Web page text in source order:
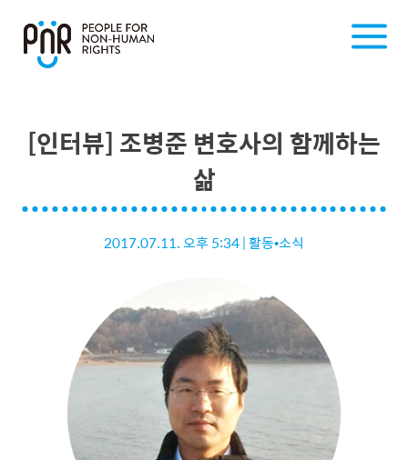
[인터뷰] 조병준 변호사의 함께하는
삶
2017.07.11. 오후 5:34|활동•소식